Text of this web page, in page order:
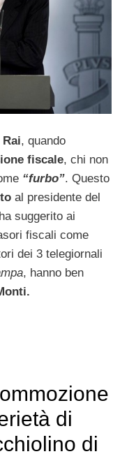
Rai, quando
fiscale, chi non
“furbo”. Questo
al presidente del
suggerito ai
fiscali come
dei 3 telegiornali
, hanno ben
di
di